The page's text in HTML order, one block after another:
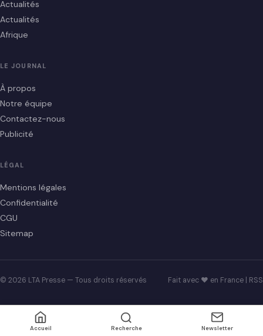
Actualités
Actualités
Afrique
LE JOURNAL
À propos
Notre équipe
Contactez-nous
Publicité
LÉGAL
Mentions légales
Confidentialité
CGU
Sitemap
© 2026 LTA Presse — Tous droits réservés Fait avec ♥ en France | RSS
Accueil Recherche Newsletter